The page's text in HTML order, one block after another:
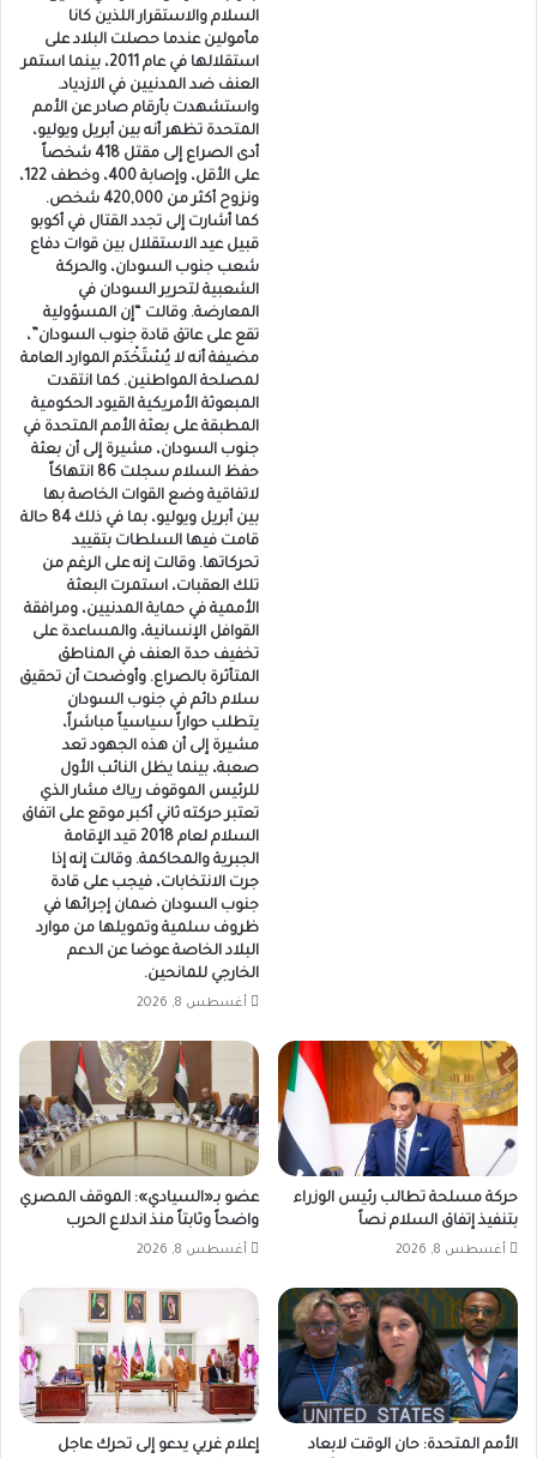
السلام والاستقرار اللذين كانا
مأمولين عندما حصلت البلاد على
استقلالها في عام 2011، بينما استمر
العنف ضد المدنيين في الازدياد.
واستشهدت بأرقام صادر عن الأمم
المتحدة تظهر أنه بين أبريل ويوليو،
أدى الصراع إلى مقتل 418 شخصاً
على الأقل، وإصابة 400، وخطف 122،
ونزوح أكثر من 420,000 شخص.
كما أشارت إلى تجدد القتال في أكوبو
قبيل عيد الاستقلال بين قوات دفاع
شعب جنوب السودان، والحركة
الشعبية لتحرير السودان في
المعارضة. وقالت “إن المسؤولية
تقع على عاتق قادة جنوب السودان”،
مضيفة أنه لا يُسْتَخْدَم الموارد العامة
لمصلحة المواطنين. كما انتقدت
المبعوثة الأمريكية القيود الحكومية
المطبقة على بعثة الأمم المتحدة في
جنوب السودان، مشيرة إلى أن بعثة
حفظ السلام سجلت 86 انتهاكاً
لاتفاقية وضع القوات الخاصة بها
بين أبريل ويوليو، بما في ذلك 84 حالة
قامت فيها السلطات بتقييد
تحركاتها. وقالت إنه على الرغم من
تلك العقبات، استمرت البعثة
الأممية في حماية المدنيين، ومرافقة
القوافل الإنسانية، والمساعدة على
تخفيف حدة العنف في المناطق
المتأثرة بالصراع. وأوضحت أن تحقيق
سلام دائم في جنوب السودان
يتطلب حواراً سياسياً مباشراً،
مشيرة إلى أن هذه الجهود تعد
صعبة، بينما يظل النائب الأول
للرئيس الموقوف رياك مشار الذي
تعتبر حركته ثاني أكبر موقع على اتفاق
السلام لعام 2018 قيد الإقامة
الجبرية والمحاكمة. وقالت إنه إذا
جرت الانتخابات، فيجب على قادة
جنوب السودان ضمان إجرائها في
ظروف سلمية وتمويلها من موارد
البلاد الخاصة عوضا عن الدعم
الخارجي للمانحين.
أغسطس 8, 2026
حركة مسلحة تطالب رئيس الوزراء
بتنفيذ إتفاق السلام نصاً
أغسطس 8, 2026
عضو بـ«السيادي»: الموقف المصري
واضحاً وثابتاً منذ اندلاع الحرب
أغسطس 8, 2026
الأمم المتحدة: حان الوقت لابعاد
إعلام غربي يدعو إلى تحرك عاجل